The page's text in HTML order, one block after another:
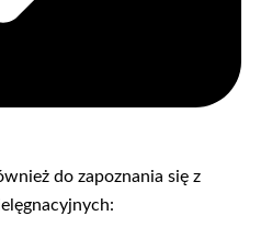
do zapoznania się z